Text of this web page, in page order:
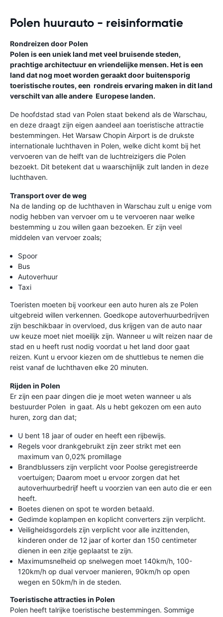
Polen huurauto - reisinformatie
Rondreizen door Polen
Polen is een uniek land met veel bruisende steden,
prachtige architectuur en vriendelijke mensen. Het is een
land dat nog moet worden geraakt door buitensporig
toeristische routes, een rondreis ervaring maken in dit land
verschilt van alle andere Europese landen.
De hoofdstad stad van Polen staat bekend als de Warschau,
en deze draagt zijn eigen aandeel aan toeristische attractie
bestemmingen. Het Warsaw Chopin Airport is de drukste
internationale luchthaven in Polen, welke dicht komt bij het
vervoeren van de helft van de luchtreizigers die Polen
bezoekt. Dit betekent dat u waarschijnlijk zult landen in deze
luchthaven.
Transport over de weg
Na de landing op de luchthaven in Warschau zult u enige vom
nodig hebben van vervoer om u te vervoeren naar welke
bestemming u zou willen gaan bezoeken. Er zijn veel
middelen van vervoer zoals;
Spoor
Bus
Autoverhuur
Taxi
Toeristen moeten bij voorkeur een auto huren als ze Polen
uitgebreid willen verkennen. Goedkope autoverhuurbedrijven
zijn beschikbaar in overvloed, dus krijgen van de auto naar
uw keuze moet niet moeilijk zijn. Wanneer u wilt reizen naar de
stad en u heeft rust nodig voordat u het land door gaat
reizen. Kunt u ervoor kiezen om de shuttlebus te nemen die
reist vanaf de luchthaven elke 20 minuten.
Rijden in Polen
Er zijn een paar dingen die je moet weten wanneer u als
bestuurder Polen in gaat. Als u hebt gekozen om een auto
huren, zorg dan dat;
U bent 18 jaar of ouder en heeft een rijbewijs.
Regels voor drankgebruikt zijn zeer strikt met een
maximum van 0,02% promillage
Brandblussers zijn verplicht voor Poolse geregistreerde
voertuigen; Daarom moet u ervoor zorgen dat het
autoverhuurbedrijf heeft u voorzien van een auto die er een
heeft.
Boetes dienen on spot te worden betaald.
Gedimde koplampen en koplicht converters zijn verplicht.
Veiligheidsgordels zijn verplicht voor alle inzittenden,
kinderen onder de 12 jaar of korter dan 150 centimeter
dienen in een zitje geplaatst te zijn.
Maximumsnelheid op snelwegen moet 140km/h, 100-
120km/h op dual vervoer manieren, 90km/h op open
wegen en 50km/h in de steden.
Toeristische attracties in Polen
Polen heeft talrijke toeristische bestemmingen. Sommige